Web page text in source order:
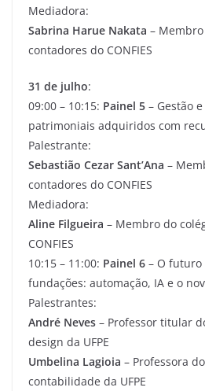
Mediadora:
Sabrina Harue Nakata –
contadores do CONFIES
31 de julho:
09:00 – 10:15: Painel 5 – Gestão
patrimoniais adquiridos com
Palestrante:
Sebastião Cezar Sant’Ana –
contadores do CONFIES
Mediadora:
Aline Filgueira – Membro do
CONFIES
10:15 – 11:00: Painel 6 – O
fundações: automação, IA e o
Palestrantes:
André Neves – Professor titular
design da UFPE
Umbelina Lagioia – Professora
contabilidade da UFPE